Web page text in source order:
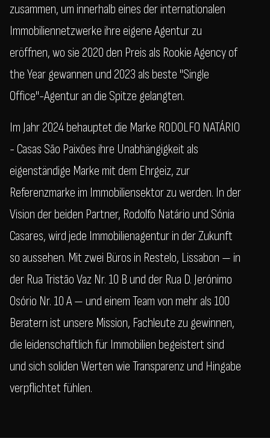
zusammen, um innerhalb eines der internationalen
Immobiliennetzwerke ihre eigene Agentur zu
eröffnen, wo sie 2020 den Preis als Rookie Agency of
the Year gewannen und 2023 als beste "Single
Office"-Agentur an die Spitze gelangten.
Im Jahr 2024 behauptet die Marke RODOLFO NATÁRIO
- Casas São Paixões ihre Unabhängigkeit als
eigenständige Marke mit dem Ehrgeiz, zur
Referenzmarke im Immobiliensektor zu werden. In der
Vision der beiden Partner, Rodolfo Natário und Sónia
Casares, wird jede Immobilienagentur in der Zukunft
so aussehen. Mit zwei Büros in Restelo, Lissabon — in
der Rua Tristão Vaz Nr. 10 B und der Rua D. Jerónimo
Osório Nr. 10 A — und einem Team von mehr als 100
Beratern ist unsere Mission, Fachleute zu gewinnen,
die leidenschaftlich für Immobilien begeistert sind
und sich soliden Werten wie Transparenz und Hingabe
verpflichtet fühlen.